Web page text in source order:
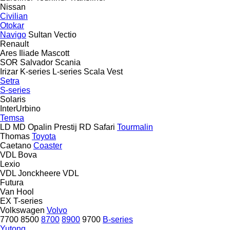
Nissan
Civilian
Otokar
Navigo Sultan Vectio
Renault
Ares
Iliade Mascott
SOR Salvador Scania
Irizar K-series L-series Scala Vest
Setra
S-series
Solaris
InterUrbino
Temsa
LD MD Opalin Prestij RD Safari Tourmalin
Thomas Toyota
Caetano Coaster
VDL Bova
Lexio
VDL Jonckheere VDL
Futura
Van Hool
EX T-series
Volkswagen Volvo
7700 8500 8700 8900 9700 B-series